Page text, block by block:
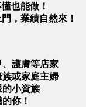
也能做！
，業績自然來！
護膚等店家
或家庭主婦
小資族
你！